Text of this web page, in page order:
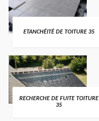
ETANCHÉITÉ DE TOITURE 35
RECHERCHE DE FUITE TOITURE
35